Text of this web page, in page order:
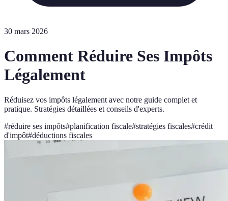
30 mars 2026
Comment Réduire Ses Impôts
Légalement
Réduisez vos impôts légalement avec notre guide complet et
pratique. Stratégies détaillées et conseils d'experts.
#réduire ses impôts#planification fiscale#stratégies fiscales#crédit
d'impôt#déductions fiscales